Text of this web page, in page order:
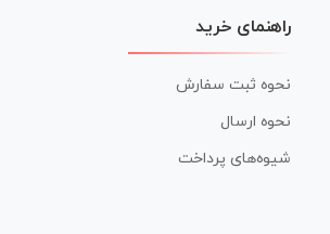
راهنمای خرید
نحوه ثبت سفارش
نحوه ارسال
شیوه‌های پرداخت